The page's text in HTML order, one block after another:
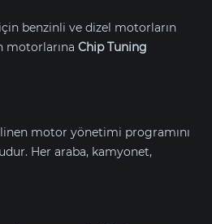
benzinli ve dizel motorların
motorlarına Chip Tuning
motor yönetimi programını
Her araba, kamyonet,